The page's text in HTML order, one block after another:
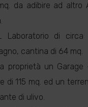
da adibire ad altro
Laboratorio di circa
cantina di 64 mq.
proprietà un
di 115 mq. ed un
di ulivo.